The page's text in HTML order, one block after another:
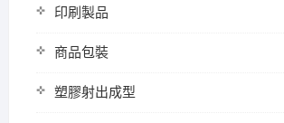
印刷製品
商品包裝
塑膠射出成型